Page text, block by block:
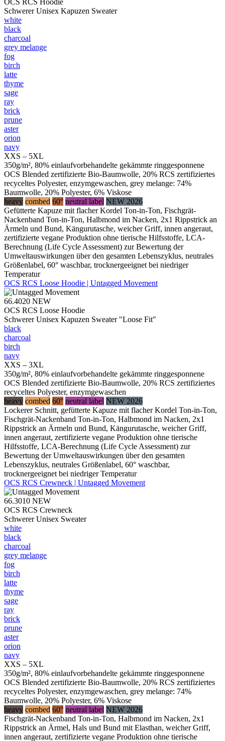
OCS RCS Hoodie
Schwerer Unisex Kapuzen Sweater
white
black
charcoal
grey melange
fog
birch
latte
thyme
sage
ray
brick
prune
aster
orion
navy
XXS – 5XL
350g/m², 80% einlaufvorbehandelte gekämmte ringgesponnene
OCS Blended zertifizierte Bio-Baumwolle, 20% RCS zertifiziertes
recyceltes Polyester, enzymgewaschen, grey melange: 74%
Baumwolle, 20% Polyester, 6% Viskose
heavy combed 60° neutral label NEW 2026
Gefütterte Kapuze mit flacher Kordel Ton-in-Ton, Fischgrät-
Nackenband Ton-in-Ton, Halbmond im Nacken, 2x1 Rippstrick an
Ärmeln und Bund, Kängurutasche, weicher Griff, innen angeraut,
zertifizierte vegane Produktion ohne tierische Hilfsstoffe, LCA-
Berechnung (Life Cycle Assessment) zur Bewertung der
Umweltauswirkungen über den gesamten Lebenszyklus, neutrales
Größenlabel, 60° waschbar, trocknergeeignet bei niedriger
Temperatur
OCS RCS Loose Hoodie | Untagged Movement
66.4020 NEW
OCS RCS Loose Hoodie
Schwerer Unisex Kapuzen Sweater "Loose Fit"
black
charcoal
birch
navy
XXS – 3XL
350g/m², 80% einlaufvorbehandelte gekämmte ringgesponnene
OCS Blended zertifizierte Bio-Baumwolle, 20% RCS zertifiziertes
recyceltes Polyester, enzymgewaschen
heavy combed 60° neutral label NEW 2026
Lockerer Schnitt, gefütterte Kapuze mit flacher Kordel Ton-in-Ton,
Fischgrät-Nackenband Ton-in-Ton, Halbmond im Nacken, 2x1
Rippstrick an Ärmeln und Bund, Kängurutasche, weicher Griff,
innen angeraut, zertifizierte vegane Produktion ohne tierische
Hilfsstoffe, LCA-Berechnung (Life Cycle Assessment) zur
Bewertung der Umweltauswirkungen über den gesamten
Lebenszyklus, neutrales Größenlabel, 60° waschbar,
trocknergeeignet bei niedriger Temperatur
OCS RCS Crewneck | Untagged Movement
66.3010 NEW
OCS RCS Crewneck
Schwerer Unisex Sweater
white
black
charcoal
grey melange
fog
birch
latte
thyme
sage
ray
brick
prune
aster
orion
navy
XXS – 5XL
350g/m², 80% einlaufvorbehandelte gekämmte ringgesponnene
OCS Blended zertifizierte Bio-Baumwolle, 20% RCS zertifiziertes
recyceltes Polyester, enzymgewaschen, grey melange: 74%
Baumwolle, 20% Polyester, 6% Viskose
heavy combed 60° neutral label NEW 2026
Fischgrät-Nackenband Ton-in-Ton, Halbmond im Nacken, 2x1
Rippstrick an Ärmel, Hals und Bund mit Elasthan, weicher Griff,
innen angeraut, zertifizierte vegane Produktion ohne tierische